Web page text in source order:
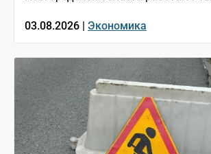
03.08.2026 | Экономика